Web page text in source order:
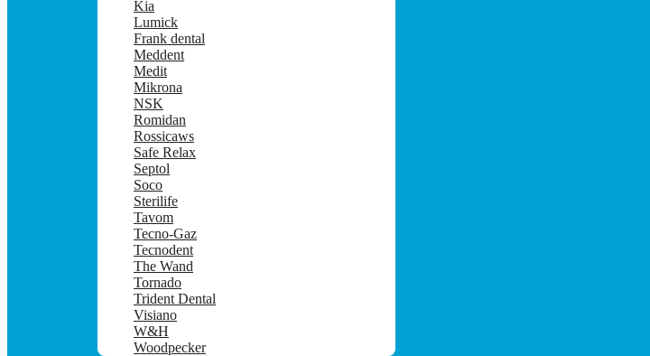
Kia
Lumick
Frank dental
Meddent
Medit
Mikrona
NSK
Romidan
Rossicaws
Safe Relax
Septol
Soco
Sterilife
Tavom
Tecno-Gaz
Tecnodent
The Wand
Tornado
Trident Dental
Visiano
W&H
Woodpecker